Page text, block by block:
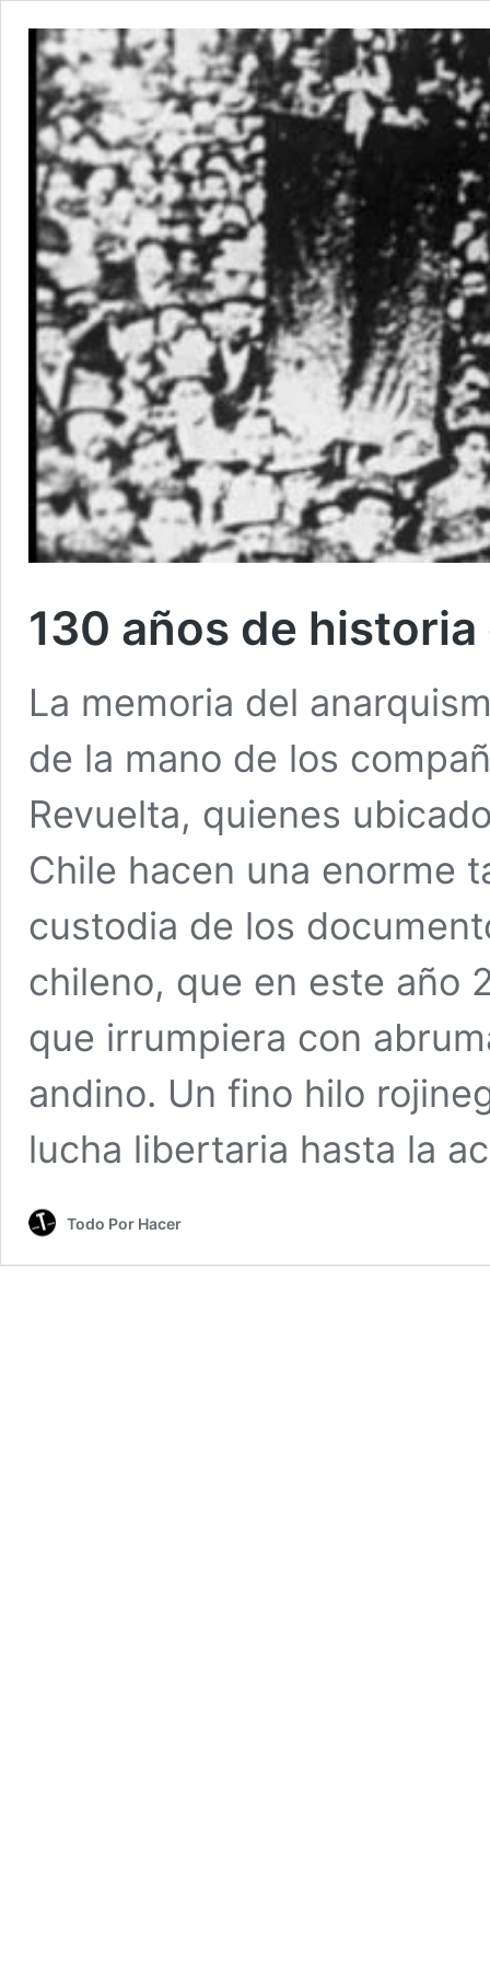
130 años de
La memoria del
de la mano de los
Revuelta, quienes
Chile hacen una enorme
custodia de los
chileno, que en este año
que irrumpiera con
andino. Un fino hilo
lucha libertaria hasta la
Todo Por Hacer